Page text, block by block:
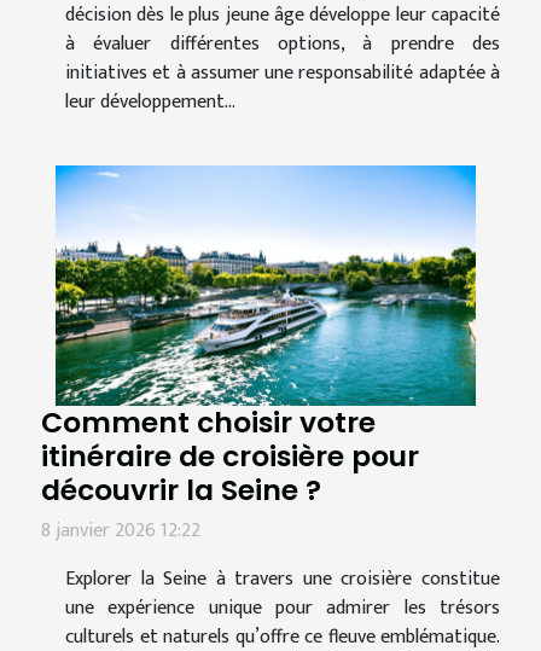
décision dès le plus jeune âge développe leur capacité
à évaluer différentes options, à prendre des
initiatives et à assumer une responsabilité adaptée à
leur développement...
Comment choisir votre
itinéraire de croisière pour
découvrir la Seine ?
8 janvier 2026 12:22
Explorer la Seine à travers une croisière constitue
une expérience unique pour admirer les trésors
culturels et naturels qu’offre ce fleuve emblématique.